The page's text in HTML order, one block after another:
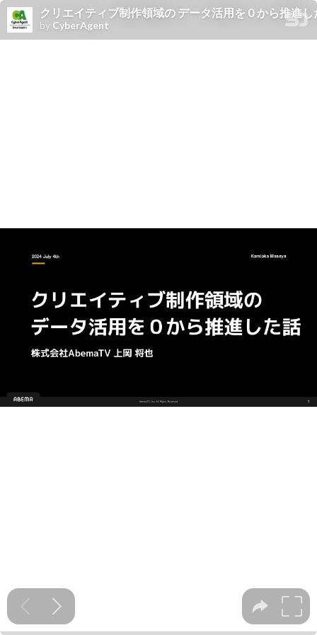
クリエイティブ制作領域の データ活用を０から推進し
by CyberAgent